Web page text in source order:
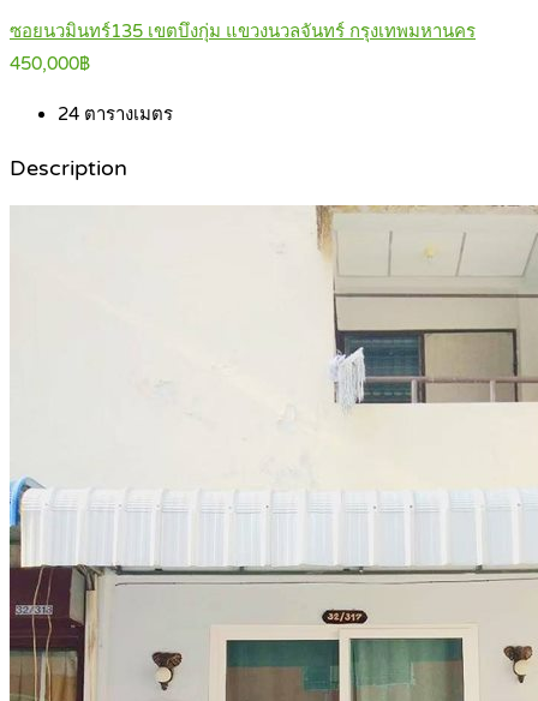
ซอยนวมินทร์135 เขตบึงกุ่ม แขวงนวลจันทร์ กรุงเทพมหานคร
450,000฿
24 ตารางเมตร
Description